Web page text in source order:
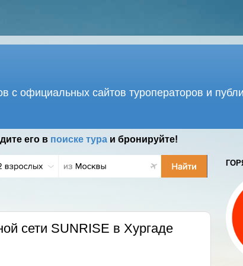
официальных сайтов туроператоров и
его в поиске тураи бронируйте!
сети SUNRISE в Хургаде